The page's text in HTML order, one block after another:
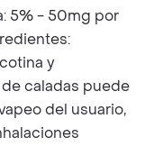
5% - 50mg por
y
caladas puede
del usuario,